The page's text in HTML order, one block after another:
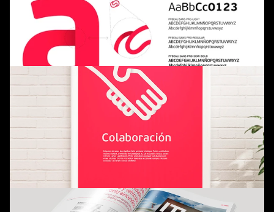
proyectarla hacia el futuro. Y ahí es donde nuestros
caminos se cruzan para ordenar, para consolidar, para dar
forma a una marca tan fuerte como su propósito. Porque
proteger también es saber evolucionar.